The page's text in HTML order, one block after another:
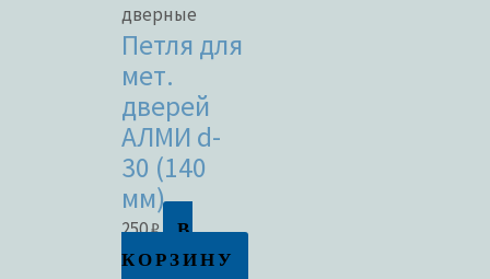
дверные
Петля для
мет.
дверей
АЛМИ d-
30 (140
мм)
250₽
В
КОРЗИНУ